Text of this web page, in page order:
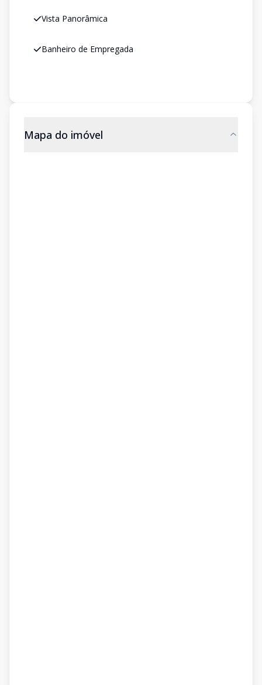
Vista Panorâmica
Banheiro de Empregada
Mapa do imóvel